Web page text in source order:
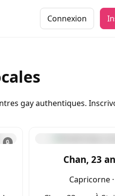
Connexion
gay authentiques.
🔒
Chan, 23
Capricorne ·